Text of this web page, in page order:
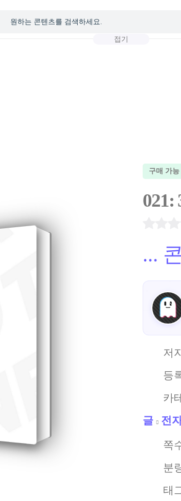
접기
구매 가능
021:
...
저
등
카
글
전
쪽
분
태